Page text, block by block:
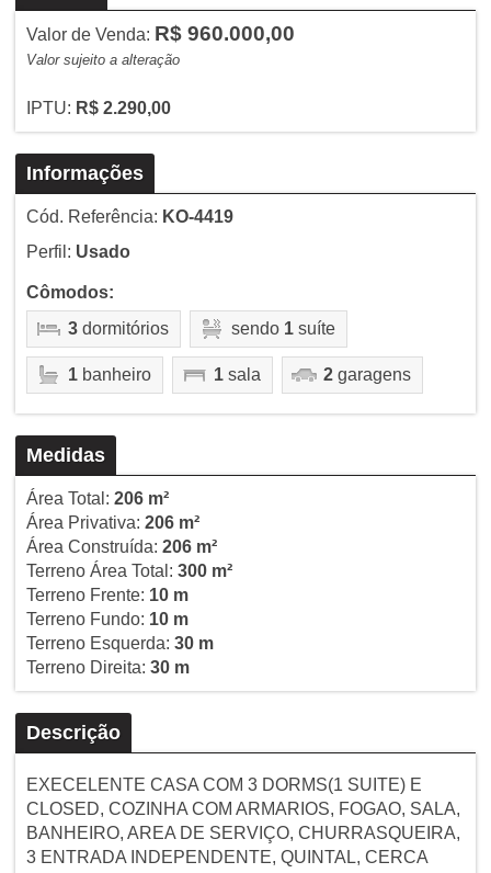
Valor de Venda: R$ 960.000,00
Valor sujeito a alteração
IPTU: R$ 2.290,00
Informações
Cód. Referência: KO-4419
Perfil: Usado
Cômodos:
3dormitórios sendo 1suíte
1banheiro 1sala 2garagens
Medidas
Área Total: 206 m²
Área Privativa: 206 m²
Área Construída: 206 m²
Terreno Área Total: 300 m²
Terreno Frente: 10 m
Terreno Fundo: 10 m
Terreno Esquerda: 30 m
Terreno Direita: 30 m
Descrição
EXECELENTE CASA COM 3 DORMS(1 SUITE) E
CLOSED, COZINHA COM ARMARIOS, FOGAO, SALA,
BANHEIRO, AREA DE SERVIÇO, CHURRASQUEIRA,
3 ENTRADA INDEPENDENTE, QUINTAL, CERCA